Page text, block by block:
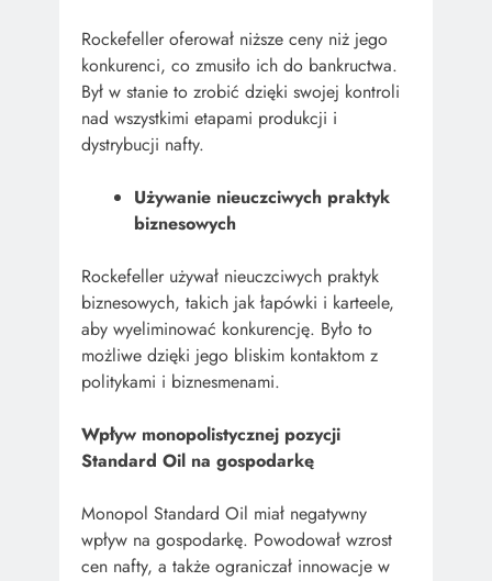
Rockefeller oferował niższe ceny niż jego
konkurenci, co zmusiło ich do bankructwa.
Był w stanie to zrobić dzięki swojej kontroli
nad wszystkimi etapami produkcji i
dystrybucji nafty.
Używanie nieuczciwych praktyk
biznesowych
Rockefeller używał nieuczciwych praktyk
biznesowych, takich jak łapówki i karteele,
aby wyeliminować konkurencję. Było to
możliwe dzięki jego bliskim kontaktom z
politykami i biznesmenami.
Wpływ monopolistycznej pozycji
Standard Oil na gospodarkę
Monopol Standard Oil miał negatywny
wpływ na gospodarkę. Powodował wzrost
cen nafty, a także ograniczał innowacje w